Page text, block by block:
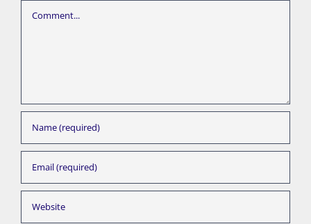
Comment